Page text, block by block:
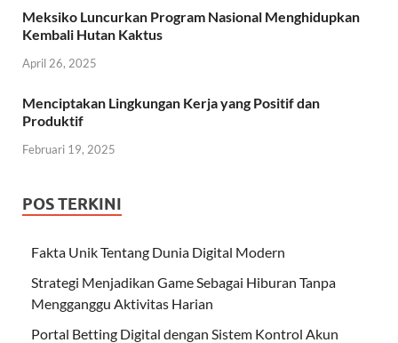
Meksiko Luncurkan Program Nasional Menghidupkan
Kembali Hutan Kaktus
April 26, 2025
Menciptakan Lingkungan Kerja yang Positif dan
Produktif
Februari 19, 2025
POS TERKINI
Fakta Unik Tentang Dunia Digital Modern
Strategi Menjadikan Game Sebagai Hiburan Tanpa
Mengganggu Aktivitas Harian
Portal Betting Digital dengan Sistem Kontrol Akun